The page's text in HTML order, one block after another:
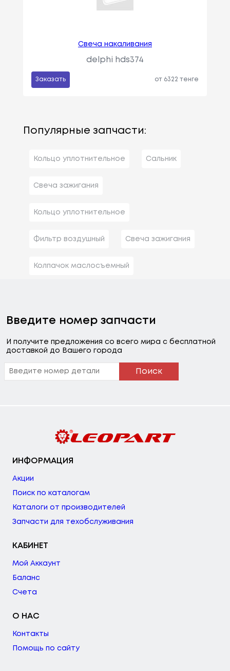
Свеча накаливания
delphi hds374
Заказать от 6322 тенге
Популярные запчасти:
Кольцо уплотнительное Сальник
Свеча зажигания
Кольцо уплотнительное
Фильтр воздушный Свеча зажигания
Колпачок маслосъемный
Введите номер запчасти
И получите предложения со всего мира с бесплатной
доставкой до Вашего города
Поиск
ИНФОРМАЦИЯ
Акции
Поиск по каталогам
Каталоги от производителей
Запчасти для техобслуживания
КАБИНЕТ
Мой Аккаунт
Баланс
Счета
О НАС
Контакты
Помощь по сайту